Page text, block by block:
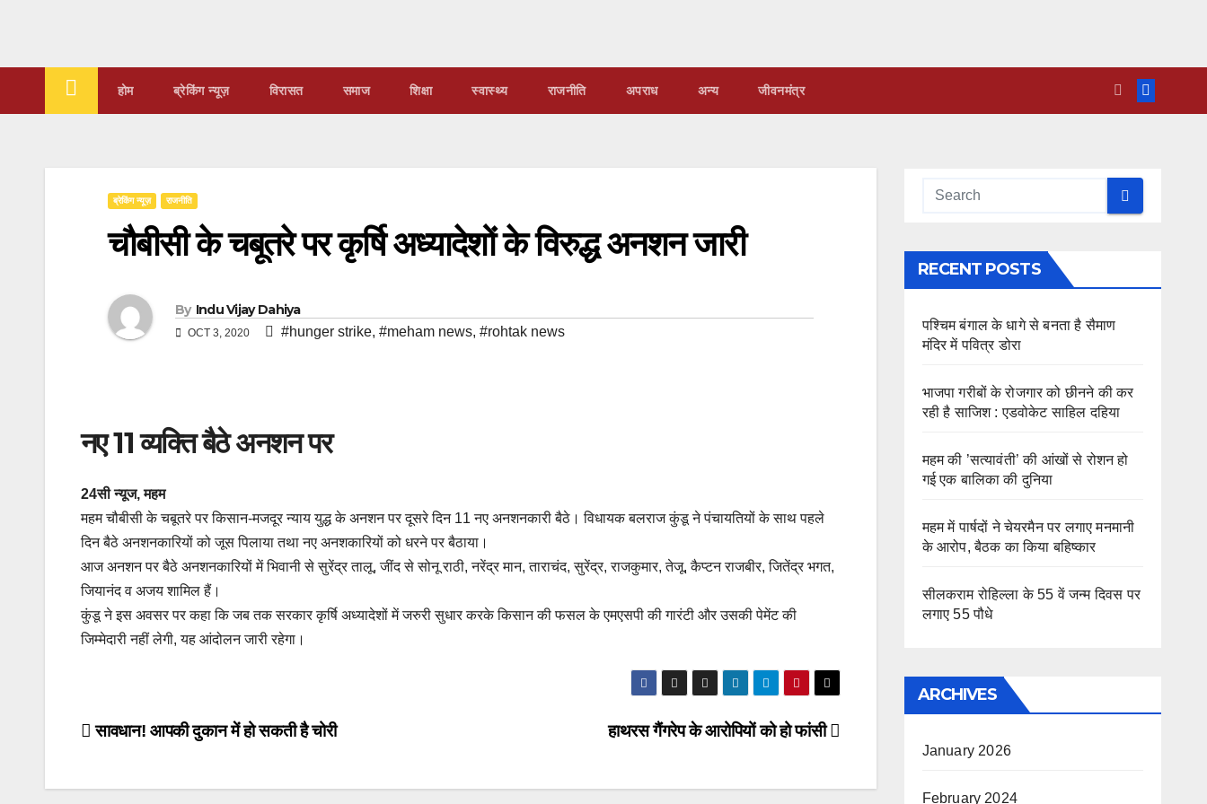
content
होम ब्रेकिंग न्यूज़ ‍‍विरासत समाज शिक्षा स्वास्थ्य राजनीति अपराध अन्य जीवनमंत्र
ब्रेकिंग न्यूज़ राजनीति
चौबीसी के चबूतरे पर कृर्षि अध्यादेशों के विरुद्ध अनशन जारी
By Indu Vijay Dahiya
OCT 3, 2020 #hunger strike, #meham news, #rohtak news
नए 11 व्यक्ति बैठे अनशन पर
24सी न्यूज, महम
महम चौबीसी के चबूतरे पर किसान-मजदूर न्याय युद्ध के अनशन पर दूसरे दिन 11 नए अनशनकारी बैठे। विधायक बलराज कुंडू ने पंचायतियों के साथ पहले
दिन बैठे अनशनकारियों को जूस पिलाया तथा नए अनशकारियों को धरने पर बैठाया।
आज अनशन पर बैठे अनशनकारियों में भिवानी से सुरेंद्र तालू, जींद से सोनू राठी, नरेंद्र मान, ताराचंद, सुरेंद्र, राजकुमार, तेजू, कैप्टन राजबीर, जितेंद्र भगत,
जियानंद व अजय शामिल हैं।
कुंडू ने इस अवसर पर कहा कि जब तक सरकार कृर्षि अध्यादेशों में जरुरी सुधार करके किसान की फसल के एमएसपी की गारंटी और उसकी पेमेंट की
जिम्मेदारी नहीं लेगी, यह आंदोलन जारी रहेगा।
Post
हाथरस गैंगरेप के आरोपियों को हो फांसी
सावधान! आपकी दुकान में हो सकती है चोरी
RECENT POSTS
पश्चिम बंगाल के धागे से बनता है सैमाण
मंदिर में पवित्र डोरा
भाजपा गरीबों के रोजगार को छीनने की कर
रही है साजिश : एडवोकेट साहिल दहिया
महम की ’सत्यावंती’ की आंखों से रोशन हो
गई एक बालिका की दुनिया
महम में पार्षदों ने चेयरमैन पर लगाए मनमानी
के आरोप, बैठक का किया बहिष्कार
सीलकराम रोहिल्ला के 55 वें जन्म दिवस पर
लगाए 55 पौधे
ARCHIVES
January 2026
February 2024